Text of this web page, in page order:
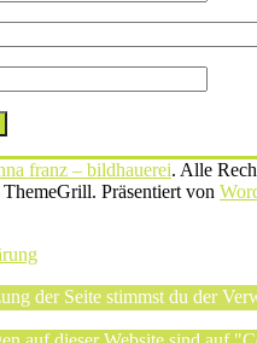
franz – bildhauerei. Alle
Präsentiert von
der Seite stimmst du der